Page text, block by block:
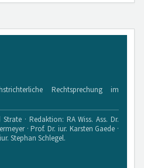
Rechtsprechung im
· Redaktion: RA Wiss. Ass. Dr.
· Prof. Dr. iur. Karsten Gaede ·
Stephan Schlegel.